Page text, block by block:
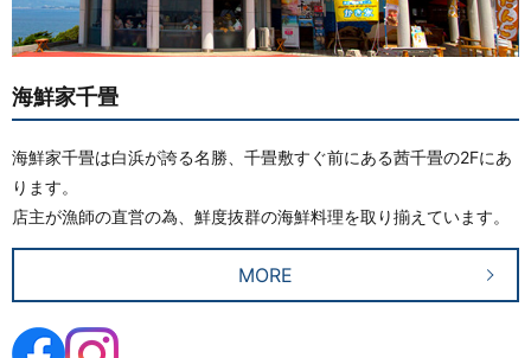
海鮮家千畳
海鮮家千畳は白浜が誇る名勝、千畳敷すぐ前にある茜千畳の2Fにあ
ります。
店主が漁師の直営の為、鮮度抜群の海鮮料理を取り揃えています。
MORE